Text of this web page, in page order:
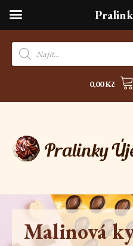
Products
search
0,00Kč
Malinová